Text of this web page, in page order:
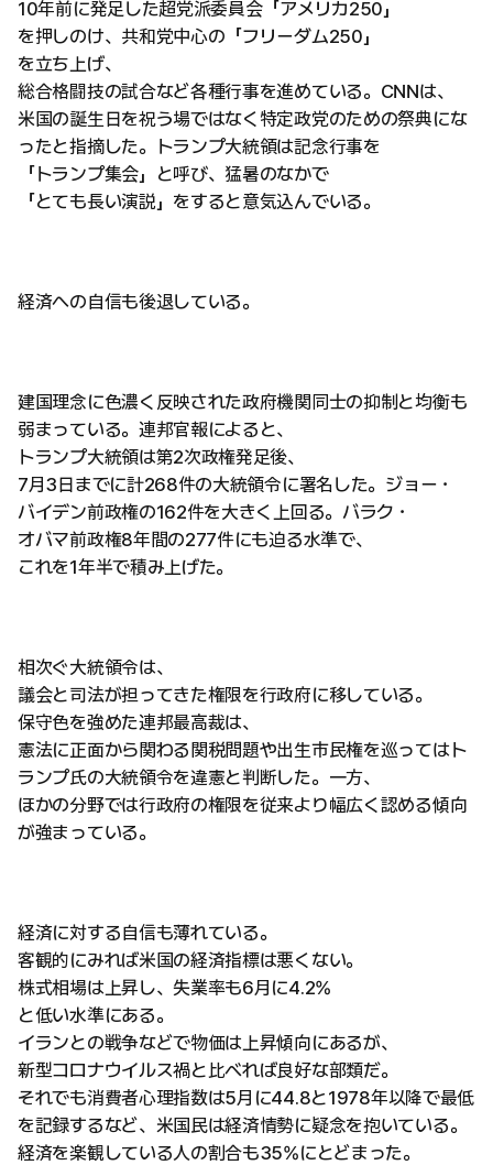
10年前に発足した超党派委員会「アメリカ250」
を押しのけ、共和党中心の「フリーダム250」
を立ち上げ、
総合格闘技の試合など各種行事を進めている。CNNは、
米国の誕生日を祝う場ではなく特定政党のための祭典にな
ったと指摘した。トランプ大統領は記念行事を
「トランプ集会」と呼び、猛暑のなかで
「とても長い演説」をすると意気込んでいる。
経済への自信も後退している。
建国理念に色濃く反映された政府機関同士の抑制と均衡も
弱まっている。連邦官報によると、
トランプ大統領は第2次政権発足後、
7月3日までに計268件の大統領令に署名した。ジョー・
バイデン前政権の162件を大きく上回る。バラク・
オバマ前政権8年間の277件にも迫る水準で、
これを1年半で積み上げた。
相次ぐ大統領令は、
議会と司法が担ってきた権限を行政府に移している。
保守色を強めた連邦最高裁は、
憲法に正面から関わる関税問題や出生市民権を巡ってはト
ランプ氏の大統領令を違憲と判断した。一方、
ほかの分野では行政府の権限を従来より幅広く認める傾向
が強まっている。
経済に対する自信も薄れている。
客観的にみれば米国の経済指標は悪くない。
株式相場は上昇し、失業率も6月に4.2%
と低い水準にある。
イランとの戦争などで物価は上昇傾向にあるが、
新型コロナウイルス禍と比べれば良好な部類だ。
それでも消費者心理指数は5月に44.8と1978年以降で最低
を記録するなど、米国民は経済情勢に疑念を抱いている。
経済を楽観している人の割合も35%にとどまった。